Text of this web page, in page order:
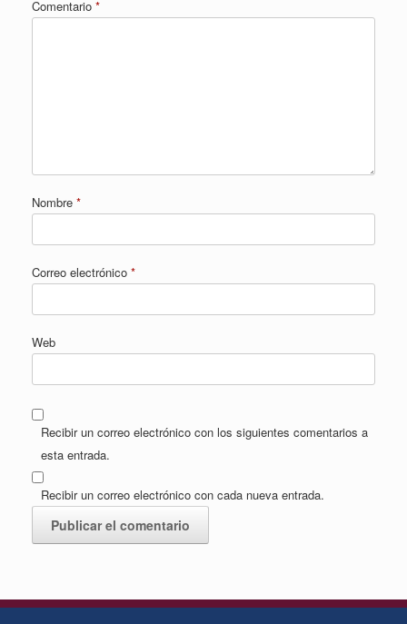
Comentario *
Nombre *
Correo electrónico *
Web
Recibir un correo electrónico con los siguientes comentarios a
esta entrada.
Recibir un correo electrónico con cada nueva entrada.